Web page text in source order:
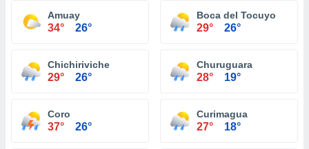
Amuay
34° 26°
Boca del Tocuyo
29° 26°
Chichiriviche
29° 26°
Churuguara
28° 19°
Coro
37° 26°
Curimagua
27° 18°